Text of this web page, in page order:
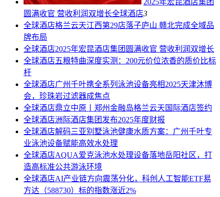
圆满收官 营收利润双增长全球酒店3
全球酒店格兰云天江西第29店落子庐山 赣北完成全域品
牌布局
全球酒店2025年宏昆酒店集团圆满收官 营收利润双增长
全球酒店五粮特曲深度实测：200元价位浓香的质价比标
杆
全球酒店广州千叶携全系列泳池设备亮相2025天津沐博
会，珍珠岩过滤器成焦点
全球酒店鼎立中原丨郑州金融岛格兰云天国际酒店签约
全球酒店洲际酒店集团发布2025年度财报
全球酒店解码三亚别墅泳池健康水质方案：广州千叶专
业泳池设备赋能高效水处理
全球酒店AQUA爱克泳池水处理设备落地岳阳社区，打
造高标准公共游泳环境
全球酒店AI产业链方向震荡分化，科创人工智能ETF易
方达（588730）标的指数涨近2%